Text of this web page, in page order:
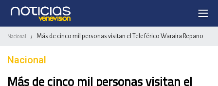
Nacional / Más de cinco mil personas visitan el Teleférico Waraira Repano
Nacional
Más de cinco mil personas visitan el